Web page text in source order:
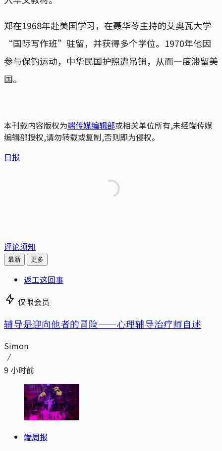
郑在1968年赴美国学习，在聂华苓主持的艾奥瓦大学
“国际写作班”驻留，并获得多个学位。1970年他因
参与保钓运动，中华民国护照遭吊销，从而一度滞留美
国。
本刊载内容版权为端传媒编辑部或相关单位所有,未经端传媒
编辑部授权,请勿转载或复制,否则即为侵权。
日报
评论须知
最新 更多
返工这回事
仅限会员
辅导是迎向他者的冒险——心理辅导治疗师自述
Simon
9 小时前
端周报